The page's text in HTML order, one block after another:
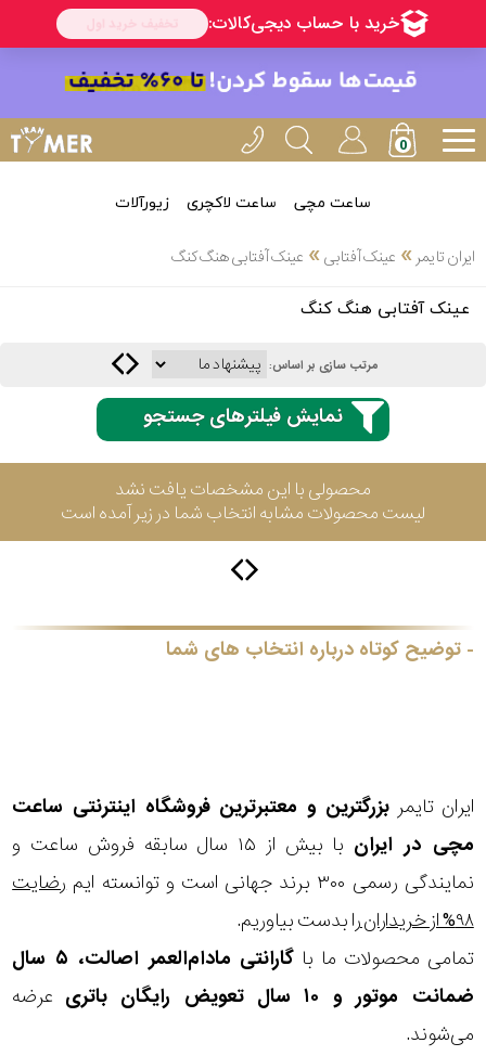
ساعت مچی ساعت لاکچری زیورآلات
ایران تایمر » عینک آفتابی» عینک آفتابی هنگ کنگ
عینک آفتابی هنگ کنگ
مرتب سازی بر اساس:
نمایش فیلترهای جستجو
محصولی با این مشخصات یافت نشد
لیست محصولات مشابه انتخاب شما در زیر آمده است
توضیح کوتاه درباره انتخاب های شما
ایران تایمر بزرگترین و معتبرترین فروشگاه اینترنتی ساعت
مچی در ایران
با بیش از ۱۵ سال سابقه فروش ساعت و
نمایندگی رسمی ۳۰۰ برند جهانی است و توانسته ایم
رضایت
۹۸% از خریداران
را بدست بیاوریم.
تمامی محصولات ما با
گارانتی مادام‌العمر اصالت، ۵ سال
ضمانت موتور و ۱۰ سال تعویض رایگان باتری
عرضه
می‌شوند.
بین 3
عدد
جنسیت
برای
فرم
صورت